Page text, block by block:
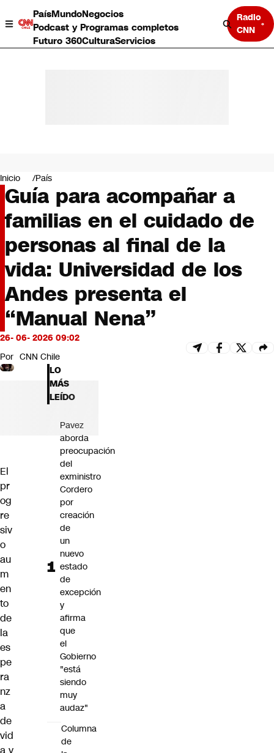
PaísMundoNegocios
Podcast y Programas completos
Futuro 360CulturaServicios
Radio
CNN
Negocios
Deportes
Programas completos
Cultura
Servicios
Bits
CNN tiempo
Futuro 360
Opinión
Inicio País
Guía para acompañar a
familias en el cuidado de
personas al final de la
vida: Universidad de los
Andes presenta el
“Manual Nena”
26- 06- 2026 09:02
Por CNN Chile
El
pr
og
re
siv
o
au
m
en
to
de
la
es
pe
ra
nz
a
de
vid
LO
MÁS
LEÍDO
Pavez
aborda
preocupación
del
exministro
Cordero
por
creación
de
un
nuevo
estado
de
excepción
y
afirma
que
el
Gobierno
"está
siendo
muy
audaz"
Columna
de